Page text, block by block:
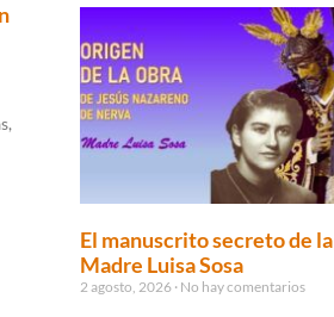
El manuscrito secreto de la
Madre Luisa Sosa
2 agosto, 2026 No hay comentarios